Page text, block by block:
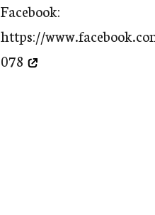
Facebook:
https://
078